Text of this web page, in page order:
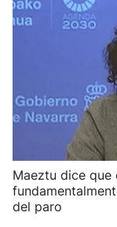
Maeztu dice que
del paro